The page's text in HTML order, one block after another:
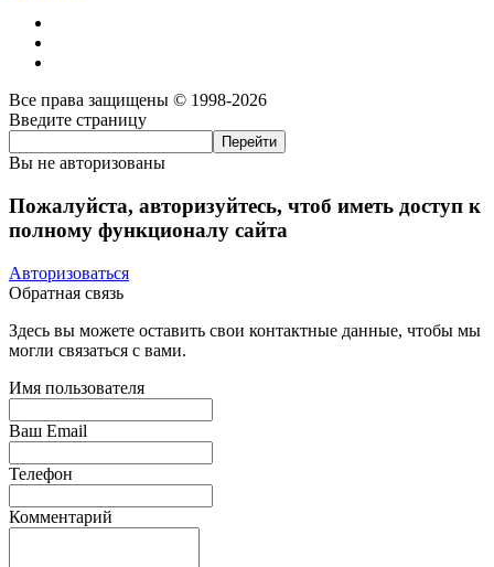
Все права защищены © 1998-2026
Введите страницу
Вы не авторизованы
Пожалуйста, авторизуйтесь, чтоб иметь доступ к
полному функционалу сайта
Авторизоваться
Обратная связь
Здесь вы можете оставить свои контактные данные, чтобы мы
могли связаться с вами.
Имя пользователя
Ваш Email
Телефон
Комментарий